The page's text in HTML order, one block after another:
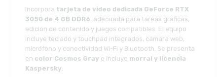
Incorpora tarjeta de video dedicada GeForce RTX
3050 de 4 GB DDR6, adecuada para tareas gráficas,
edición de contenido y juegos compatibles. El equipo
incluye teclado y touchpad integrados, cámara web,
micrófono y conectividad Wi-Fi y Bluetooth. Se presenta
en color Cosmos Gray e incluye morral y licencia
Kaspersky.